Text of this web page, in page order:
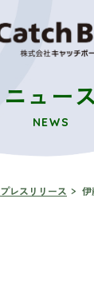
ニュー
NEWS
プレスリリース
伊